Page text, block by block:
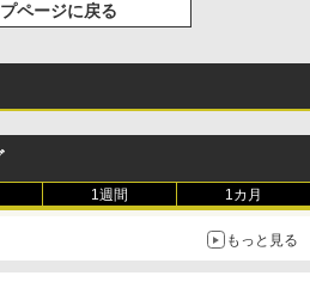
プページに戻る
1週間 1カ月
もっと見る